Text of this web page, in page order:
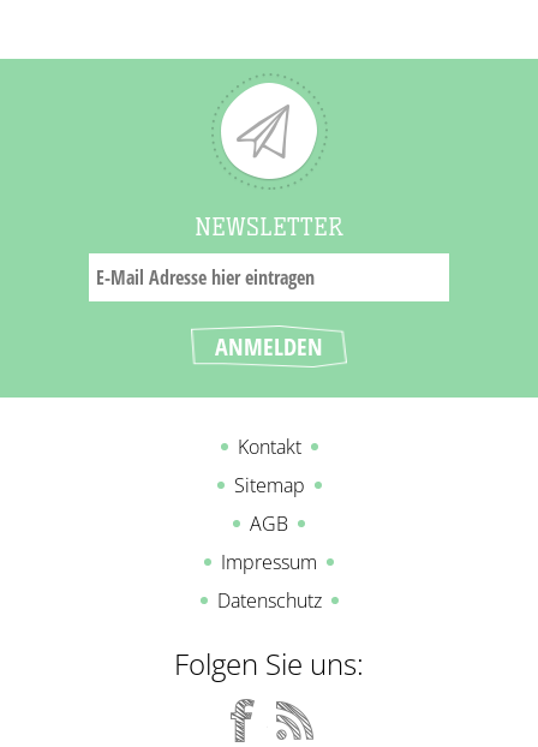
NEWSLETTER
Kontakt
Sitemap
AGB
Impressum
Datenschutz
Folgen Sie uns: